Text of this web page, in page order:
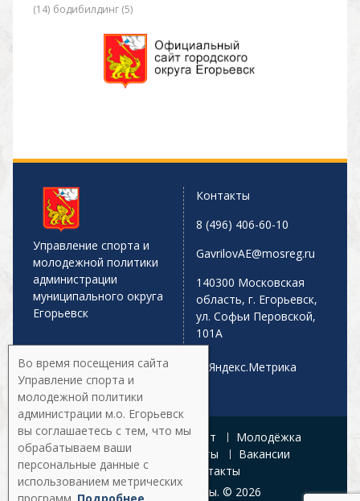
(14) бодибилдинг (5)
Управление спорта и
молодежной политики
администрации
муниципального округа
Егорьевск
Контакты
8 (496) 406-60-10
GavrilovAE@mosreg.ru
140300 Московская
область, г. Егорьевск,
ул. Софьи Перовской,
101А
Главная Афиша Спорт
Молодёжка
Управление
Документы
Вакансии
Галерея
Контакты
Все права защищены. © 2026
Во время посещения сайта
Управление спорта и
молодежной политики
администрации м.о. Егорьевск
вы соглашаетесь с тем, что мы
обрабатываем ваши
персональные данные с
использованием метрических